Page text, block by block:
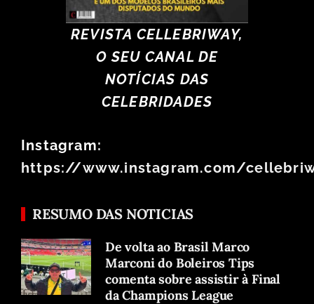
REVISTA CELLEBRIWAY,
O SEU CANAL DE
NOTÍCIAS DAS
CELEBRIDADES
Instagram:
https://www.instagram.com/
RESUMO DAS NOTICIAS
De volta ao Brasil Marco
Marconi do Boleiros Tips
comenta sobre assistir à Final
da Champions League